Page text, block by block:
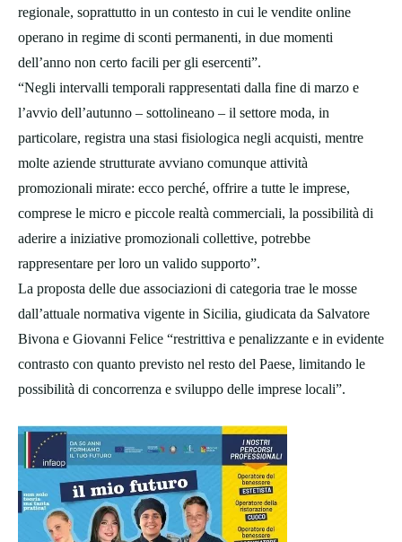
regionale, soprattutto in un contesto in cui le vendite online
operano in regime di sconti permanenti, in due momenti
dell’anno non certo facili per gli esercenti”.
“Negli intervalli temporali rappresentati dalla fine di marzo e
l’avvio dell’autunno – sottolineano – il settore moda, in
particolare, registra una stasi fisiologica negli acquisti, mentre
molte aziende strutturate avviano comunque attività
promozionali mirate: ecco perché, offrire a tutte le imprese,
comprese le micro e piccole realtà commerciali, la possibilità di
aderire a iniziative promozionali collettive, potrebbe
rappresentare per loro un valido supporto”.
La proposta delle due associazioni di categoria trae le mosse
dall’attuale normativa vigente in Sicilia, giudicata da Salvatore
Bivona e Giovanni Felice “restrittiva e penalizzante e in evidente
contrasto con quanto previsto nel resto del Paese, limitando le
possibilità di concorrenza e sviluppo delle imprese locali”.